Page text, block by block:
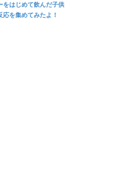
をはじめて飲んだ子供
応を集めてみたよ！